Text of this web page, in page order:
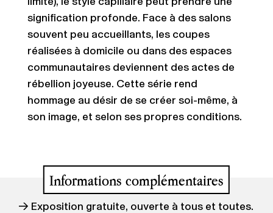
signification profonde. Face à des salons
souvent peu accueillants, les coupes
réalisées à domicile ou dans des espaces
communautaires deviennent des actes de
rébellion joyeuse. Cette série rend
hommage au désir de se créer soi-même, à
son image, et selon ses propres conditions.
Informations complémentaires
→ Exposition gratuite, ouverte à tous et toutes.